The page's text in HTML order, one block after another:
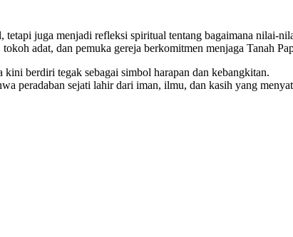
juga menjadi refleksi spiritual tentang bagaimana nilai-
adat, dan pemuka gereja berkomitmen menjaga Tanah
berdiri tegak sebagai simbol harapan dan kebangkitan.
peradaban sejati lahir dari iman, ilmu, dan kasih yang